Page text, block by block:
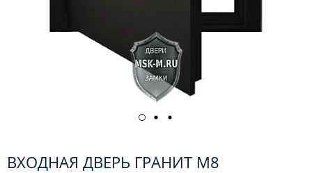
ВХОДНАЯ ДВЕРЬ ГРАНИТ М8